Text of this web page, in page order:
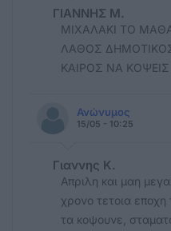
ΓΙΑΝΝΗΣ Μ.
ΜΙΧΑΛΑΚΙ ΤΟ
ΛΑΘΟΣ
ΚΑΙΡΟΣ ΝΑ
Ανώνυμος
15/05 - 10:25
Γιαννης Κ.
Απριλη και μαη
χρονο τετοια εποχη
τα κοψουνε,